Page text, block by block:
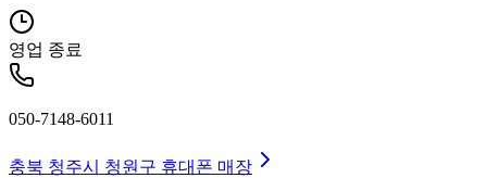
영업 종료
050-7148-6011
충북 청주시 청원구 휴대폰 매장